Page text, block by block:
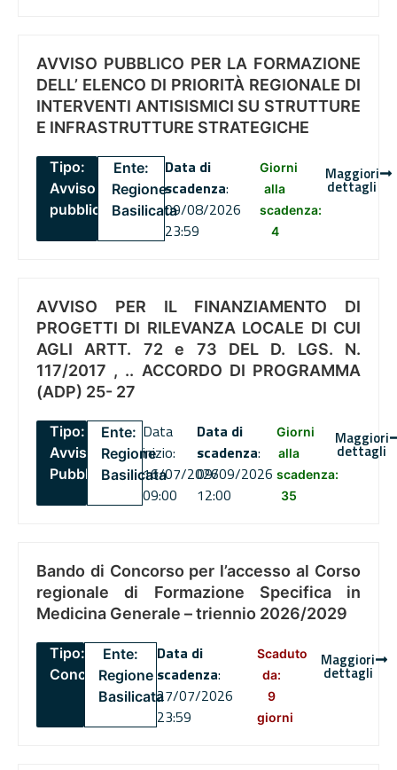
AVVISO PUBBLICO PER LA FORMAZIONE
DELL’ ELENCO DI PRIORITÀ REGIONALE DI
INTERVENTI ANTISISMICI SU STRUTTURE
E INFRASTRUTTURE STRATEGICHE
Tipo:
Avviso
pubblico
Ente:
Regione
Basilicata
Data di
scadenza:
09/08/2026
23:59
Giorni
alla
scadenza:
4
Maggiori
dettagli
AVVISO PER IL FINANZIAMENTO DI
PROGETTI DI RILEVANZA LOCALE DI CUI
AGLI ARTT. 72 e 73 DEL D. LGS. N.
117/2017 , .. ACCORDO DI PROGRAMMA
(ADP) 25- 27
Tipo:
Avviso
Pubblico
Ente:
Regione
Basilicata
Data
inizio:
16/07/2026
09:00
Data di
scadenza:
09/09/2026
12:00
Giorni
alla
scadenza:
35
Maggiori
dettagli
Bando di Concorso per l’accesso al Corso
regionale di Formazione Specifica in
Medicina Generale – triennio 2026/2029
Tipo:
Concorsi
Ente:
Regione
Basilicata
Data di
scadenza:
27/07/2026
23:59
Scaduto
da:
9
giorni
Maggiori
dettagli